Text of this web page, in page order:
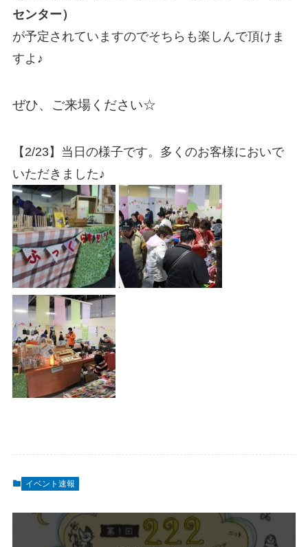
センター）
が予定されていますのでそちらも楽しんで頂けま
すよ♪
ぜひ、ご来場ください☆
【2/23】当日の様子です。多くのお客様においで
いただきました♪
イベント速報